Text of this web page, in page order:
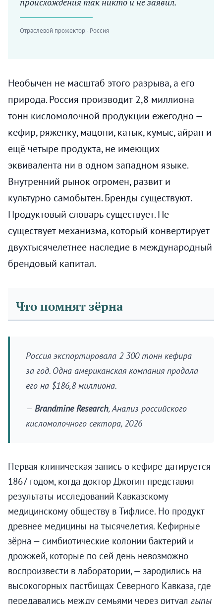
происхождения так никто и не заявил.
Отраслевой прожектор · Россия
Необычен не масштаб этого разрыва, а его
природа. Россия производит 2,8 миллиона
тонн кисломолочной продукции ежегодно —
кефир, ряженку, мацони, катык, кумыс, айран и
ещё четыре продукта, не имеющих
эквивалента ни в одном западном языке.
Внутренний рынок огромен, развит и
культурно самобытен. Бренды существуют.
Продуктовый словарь существует. Не
существует механизма, который конвертирует
двухтысячелетнее наследие в международный
брендовый капитал.
Что помнят зёрна
Россия экспортировала 2 300 тонн кефира
за год. Одна американская компания продала
его на $186,8 миллиона.
— Brandmine Research, Анализ российского
кисломолочного сектора, 2026
Первая клиническая запись о кефире датируется
1867 годом, когда доктор Джогин представил
результаты исследований Кавказскому
медицинскому обществу в Тифлисе. Но продукт
древнее медицины на тысячелетия. Кефирные
зёрна — симбиотические колонии бактерий и
дрожжей, которые по сей день невозможно
воспроизвести в лаборатории, — зародились на
высокогорных пастбищах Северного Кавказа, где
передавались между семьями через ритуал гыпы